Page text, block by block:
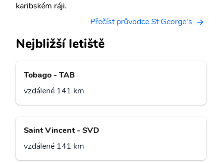
karibském ráji.
Přečíst průvodce St George's
Nejbližší letiště
Tobago - TAB
vzdálené 141 km
Saint Vincent - SVD
vzdálené 141 km